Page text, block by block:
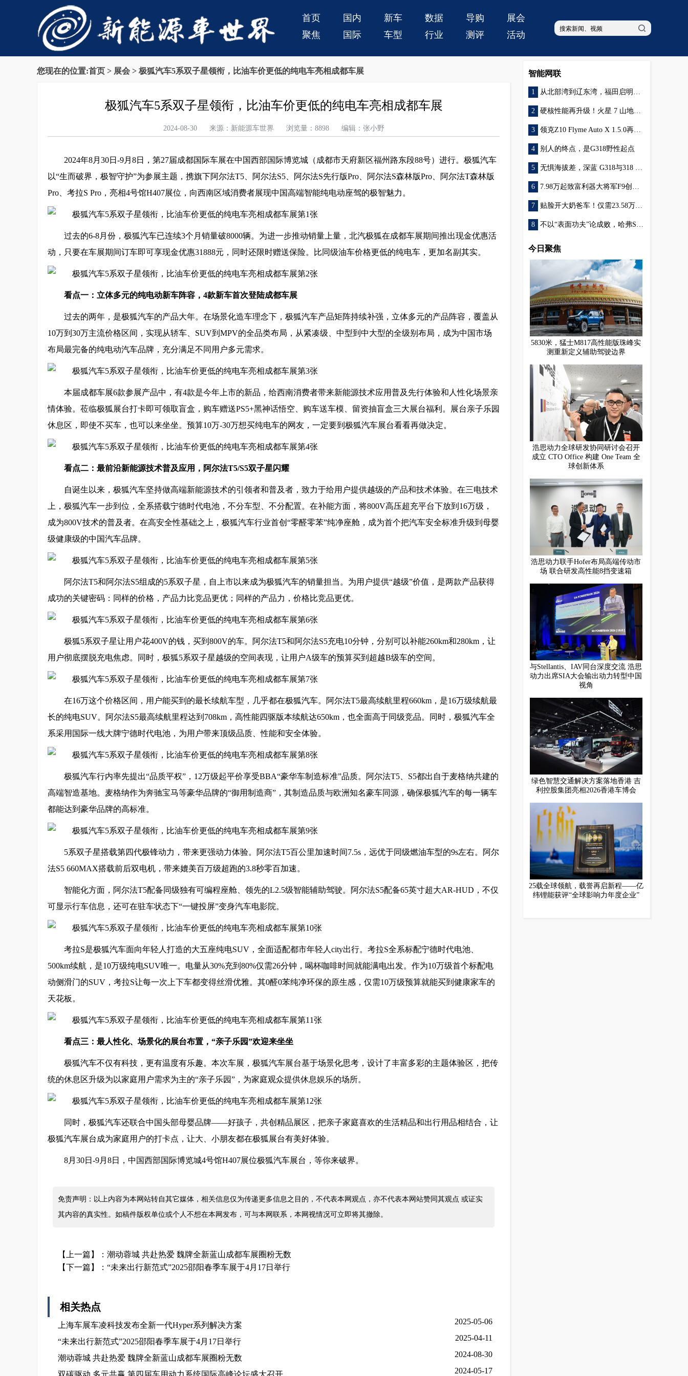
首页 国内 新车 数据 导购
展会
聚焦
国际 车型 行业 测评 活动
您现在的位置:首页 > 展会 > 极狐汽车5系双子星领衔，比油车价更低的纯电车亮相成都车展
极狐汽车5系双子星领衔，比油车价更低的纯电车亮相成都车展
2024-08-30 来源：新能源车世界 浏览量：8898 编辑：张小野
2024年8月30日-9月8日，第27届成都国际车展在中国西部国际博览城（成都市天府新区福州路东段88号）进行。极狐汽车
以“生而破界，极智守护”为参展主题，携旗下阿尔法T5、阿尔法S5、阿尔法S先行版Pro、阿尔法S森林版Pro、阿尔法T森林版
Pro、考拉S Pro，亮相4号馆H407展位，向西南区域消费者展现中国高端智能纯电动座驾的极智魅力。
过去的6-8月份，极狐汽车已连续3个月销量破8000辆。为进一步推动销量上量，北汽极狐在成都车展期间推出现金优惠活
动，只要在车展期间订车即可享现金优惠31888元，同时还限时赠送保险。比同级油车价格更低的纯电车，更加名副其实。
看点一：立体多元的纯电动新车阵容，4款新车首次登陆成都车展
过去的两年，是极狐汽车的产品大年。在场景化造车理念下，极狐汽车产品矩阵持续补强，立体多元的产品阵容，覆盖从
10万到30万主流价格区间，实现从轿车、SUV到MPV的全品类布局，从紧凑级、中型到中大型的全级别布局，成为中国市场
布局最完备的纯电动汽车品牌，充分满足不同用户多元需求。
本届成都车展6款参展产品中，有4款是今年上市的新品，给西南消费者带来新能源技术应用普及先行体验和人性化场景亲
情体验。莅临极狐展台打卡即可领取盲盒，购车赠送PS5+黑神话悟空、购车送车模、留资抽盲盒三大展台福利。展台亲子乐园
休息区，即使不买车，也可以来坐坐。预算10万-30万想买纯电车的网友，一定要到极狐汽车展台看看再做决定。
看点二：最前沿新能源技术普及应用，阿尔法T5/S5双子星闪耀
自诞生以来，极狐汽车坚持做高端新能源技术的引领者和普及者，致力于给用户提供越级的产品和技术体验。在三电技术
上，极狐汽车一步到位，全系搭载宁德时代电池，不分车型、不分配置。在补能方面，将800V高压超充平台下放到16万级，
成为800V技术的普及者。在高安全性基础之上，极狐汽车行业首创“零醛零苯”纯净座舱，成为首个把汽车安全标准升级到母婴
级健康级的中国汽车品牌。
阿尔法T5和阿尔法S5组成的5系双子星，自上市以来成为极狐汽车的销量担当。为用户提供“越级”价值，是两款产品获得
成功的关键密码：同样的价格，产品力比竞品更优；同样的产品力，价格比竞品更优。
极狐5系双子星让用户花400V的钱，买到800V的车。阿尔法T5和阿尔法S5充电10分钟，分别可以补能260km和280km，让
用户彻底摆脱充电焦虑。同时，极狐5系双子星越级的空间表现，让用户A级车的预算买到超越B级车的空间。
在16万这个价格区间，用户能买到的最长续航车型，几乎都在极狐汽车。阿尔法T5最高续航里程660km，是16万级续航最
长的纯电SUV。阿尔法S5最高续航里程达到708km，高性能四驱版本续航达650km，也全面高于同级竞品。同时，极狐汽车全
系采用国际一线大牌宁德时代电池，为用户带来顶级品质、性能和安全体验。
极狐汽车行内率先提出“品质平权”，12万级起平价享受BBA“豪华车制造标准”品质。阿尔法T5、S5都出自于麦格纳共建的
高端智造基地。麦格纳作为奔驰宝马等豪华品牌的“御用制造商”，其制造品质与欧洲知名豪车同源，确保极狐汽车的每一辆车
都能达到豪华品牌的高标准。
5系双子星搭载第四代极锋动力，带来更强动力体验。阿尔法T5百公里加速时间7.5s，远优于同级燃油车型的9s左右。阿尔
法S5 660MAX搭载前后双电机，带来媲美百万级超跑的3.8秒零百加速。
智能化方面，阿尔法T5配备同级独有可编程座舱、领先的L2.5级智能辅助驾驶。阿尔法S5配备65英寸超大AR-HUD，不仅
可显示行车信息，还可在驻车状态下“一键投屏”变身汽车电影院。
考拉S是极狐汽车面向年轻人打造的大五座纯电SUV，全面适配都市年轻人city出行。考拉S全系标配宁德时代电池、
500km续航，是10万级纯电SUV唯一。电量从30%充到80%仅需26分钟，喝杯咖啡时间就能满电出发。作为10万级首个标配电
动侧滑门的SUV，考拉S让每一次上下车都变得丝滑优雅。其0醛0苯纯净环保的原生感，仅需10万级预算就能买到健康家车的
天花板。
看点三：最人性化、场景化的展台布置，“亲子乐园”欢迎来坐坐
极狐汽车不仅有科技，更有温度有乐趣。本次车展，极狐汽车展台基于场景化思考，设计了丰富多彩的主题体验区，把传
统的休息区升级为以家庭用户需求为主的“亲子乐园”，为家庭观众提供休息娱乐的场所。
同时，极狐汽车还联合中国头部母婴品牌——好孩子，共创精品展区，把亲子家庭喜欢的生活精品和出行用品相结合，让
极狐汽车展台成为家庭用户的打卡点，让大、小朋友都在极狐展台有美好体验。
8月30日-9月8日，中国西部国际博览城4号馆H407展位极狐汽车展台，等你来破界。
免责声明：以上内容为本网站转自其它媒体，相关信息仅为传递更多信息之目的，不代表本网观点，亦不代表本网站赞同其观点 或证实
其内容的真实性。如稿件版权单位或个人不想在本网发布，可与本网联系，本网视情况可立即将其撤除。
【上一篇】： 潮动蓉城 共赴热爱 魏牌全新蓝山成都车展圈粉无数
【下一篇】： “未来出行新范式”2025邵阳春季车展于4月17日举行
相关热点
上海车展车凌科技发布全新一代Hyper系列解决方案 2025-05-06
“未来出行新范式”2025邵阳春季车展于4月17日举行 2025-04-11
潮动蓉城 共赴热爱 魏牌全新蓝山成都车展圈粉无数 2024-08-30
双碳驱动 多元共赢 第四届车用动力系统国际高峰论坛盛大召开 2024-05-17
智能网联
从北部湾到辽东湾，福田启明星以用户口碑点亮绿色物流新程
硬核性能再升级！火星 7 山地版解锁皮卡新可能
领克Z10 Flyme Auto X 1.5.0再升级，解锁全场景高阶辅助驾驶功能
别人的终点，是G318野性起点
无惧海拔差，深蓝 G318与318 国道创作之旅燃情启航
7.98万起致富利器大将军F9创富版来袭！创业致富“大”有“底”气！
贴脸开大奶爸车！仅需23.58万，领克09 EM-P大五座堪称同级最好开的大车
不以“表面功夫”论成败，哈弗SUV更重视“内外兼修”
今日聚焦
5830米，猛士M817高性能版珠峰实
测重新定义辅助驾驶边界
浩思动力全球研发协同研讨会召开
成立 CTO Office 构建 One Team 全
球创新体系
浩思动力联手Hofer布局高端传动市
场 联合研发高性能8挡变速箱
与Stellantis、IAV同台深度交流 浩思
动力出席SIA大会输出动力转型中国
视角
绿色智慧交通解决方案落地香港 吉
利控股集团亮相2026香港车博会
25载全球领航，载誉再启新程——亿
纬锂能获评“全球影响力年度企业”